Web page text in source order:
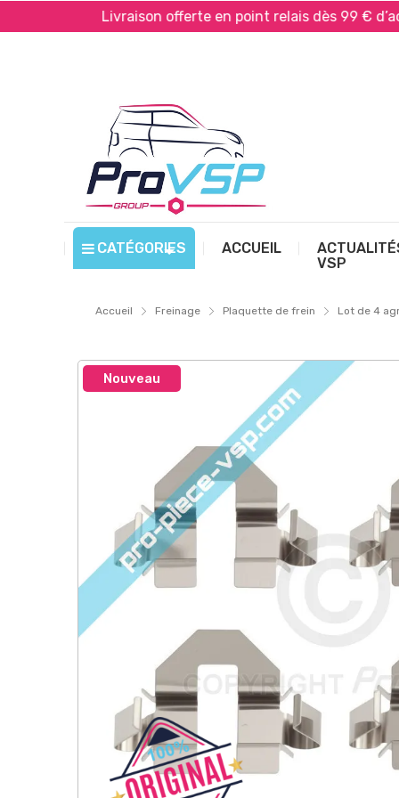
Livraison offerte en point relais dès 99 € d’achat*
CATÉGORIES ACCUEIL
VSP
Accueil Freinage Plaquette de frein Lot de 4
Nouveau